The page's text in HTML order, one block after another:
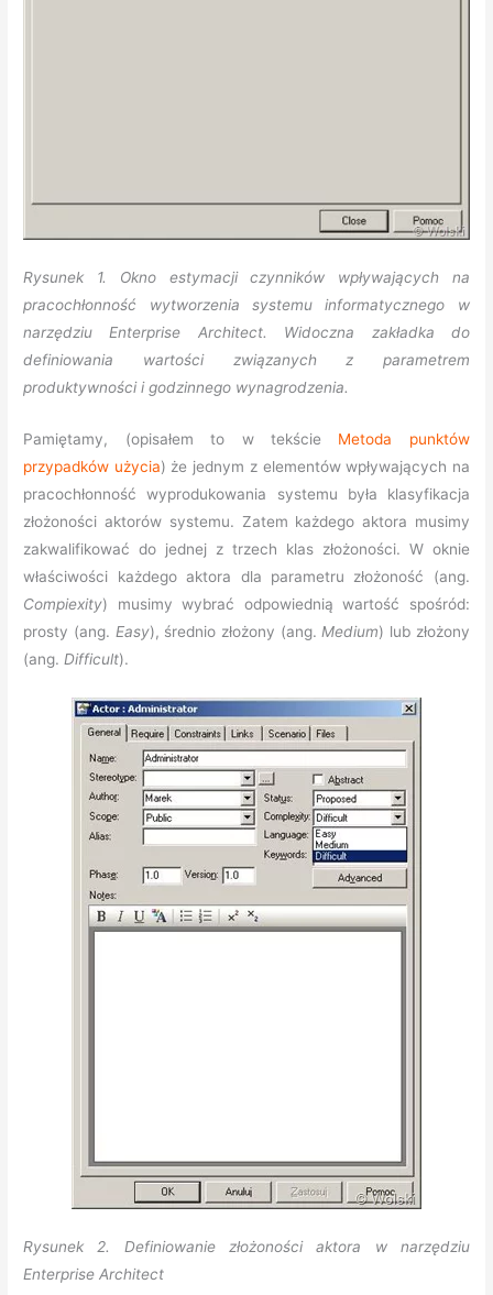
Rysunek 1. Okno estymacji czynników wpływających na
pracochłonność wytworzenia systemu informatycznego w
narzędziu Enterprise Architect. Widoczna zakładka do
definiowania wartości związanych z parametrem
produktywności i godzinnego wynagrodzenia.
Pamiętamy, (opisałem to w tekście Metoda punktów
przypadków użycia) że jednym z elementów wpływających na
pracochłonność wyprodukowania systemu była klasyfikacja
złożoności aktorów systemu. Zatem każdego aktora musimy
zakwalifikować do jednej z trzech klas złożoności. W oknie
właściwości każdego aktora dla parametru złożoność (ang.
Compiexity) musimy wybrać odpowiednią wartość spośród:
prosty (ang. Easy), średnio złożony (ang. Medium) lub złożony
(ang. Difficult).
Rysunek 2. Definiowanie złożoności aktora w narzędziu
Enterprise Architect